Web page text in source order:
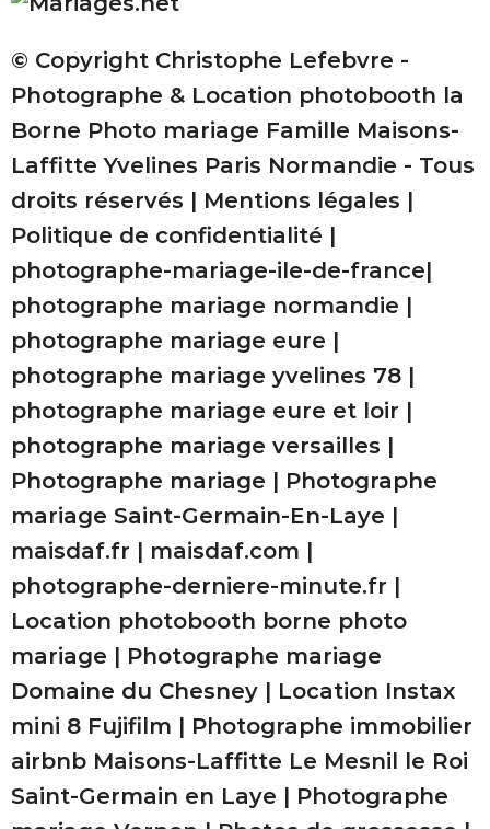
© Copyright Christophe Lefebvre -
Photographe & Location photobooth la
Borne Photo mariage Famille Maisons-
Laffitte Yvelines Paris Normandie - Tous
droits réservés | Mentions légales
Politique de confidentialité
photographe-mariage-ile-de-france
photographe mariage normandie
photographe mariage eure
photographe mariage yvelines 78
photographe mariage eure et loir
photographe mariage versailles
Photographe mariage
Photographe
mariage Saint-Germain-En-Laye
maisdaf.fr
maisdaf.com
photographe-derniere-minute.fr
Location photobooth borne photo
mariage
Photographe mariage
Domaine du Chesney
Location Instax
mini 8 Fujifilm
Photographe immobilier
airbnb Maisons-Laffitte Le Mesnil le Roi
Saint-Germain en Laye
Photographe